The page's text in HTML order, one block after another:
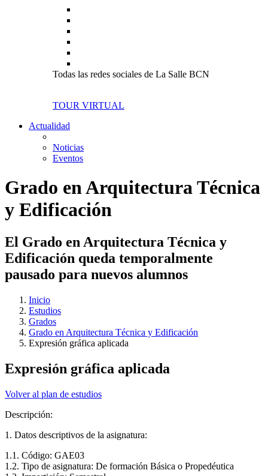
Todas las redes sociales de La Salle BCN
TOUR VIRTUAL
Actualidad
Noticias
Eventos
Grado en Arquitectura Técnica
y Edificación
El Grado en Arquitectura Técnica y
Edificación queda temporalmente
pausado para nuevos alumnos
Inicio
Estudios
Grados
Grado en Arquitectura Técnica y Edificación
Expresión gráfica aplicada
Expresión gráfica aplicada
Volver al plan de estudios
Descripción:
1. Datos descriptivos de la asignatura:
1.1. Código: GAE03
1.2. Tipo de asignatura: De formación Básica o Propedéutica